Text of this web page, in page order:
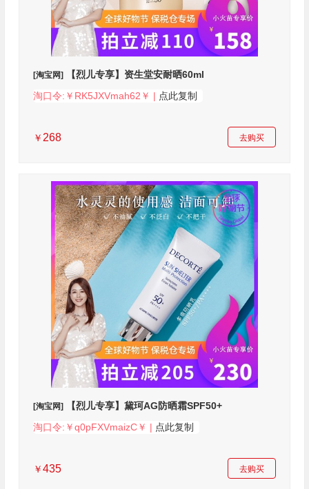
[淘宝网]【烈儿专享】资生堂安耐晒60ml
淘口令:￥RK5JXVmah62￥ | 点此复制
￥ 268 去购买
[淘宝网]【烈儿专享】黛珂AG防晒霜SPF50+
淘口令:￥q0pFXVmaizC￥ | 点此复制
￥435 去购买